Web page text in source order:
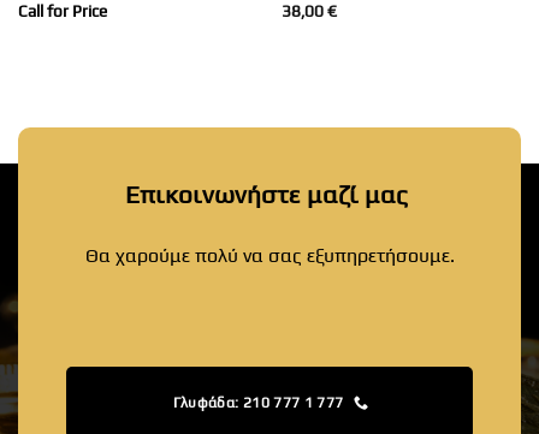
Call for Price 38,00€
Επικοινωνήστε μαζί μας
Θα χαρούμε πολύ να σας εξυπηρετήσουμε.
Γλυφάδα: 210 777 1 777